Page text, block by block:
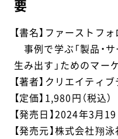
要
【書名】ファーストフ
事例で学ぶ「製品・
生み出す」ためのマー
【著者】クリエイテ
【定価】1,980円（税込）
【発売日】2024年3月
【発売元】株式会社翔泳